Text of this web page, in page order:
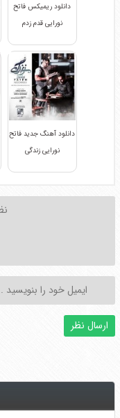
دانلود ریمیکس فاتح
نورایی قدم زدم
دانلود آهنگ جدید فاتح
نورایی زندگی